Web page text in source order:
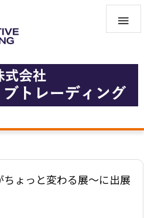

ょっと変わる展～に出展